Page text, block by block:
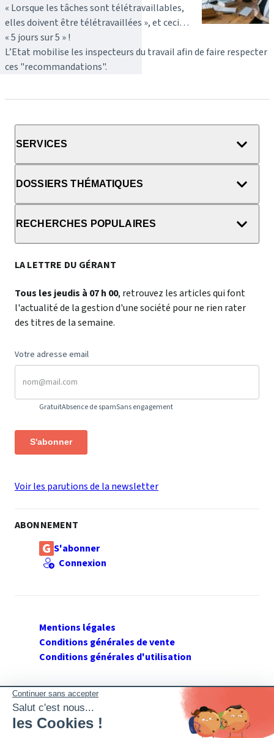
« Lorsque les tâches sont télétravaillables,
elles doivent être télétravaillées », et ceci…
« 5 jours sur 5 » !
L’Etat mobilise les inspecteurs du travail afin de faire respecter
ces "recommandations".
SERVICES
DOSSIERS THÉMATIQUES
RECHERCHES POPULAIRES
LA LETTRE DU GÉRANT
Tous les jeudis à 07 h 00, retrouvez les articles qui font
l'actualité de la gestion d'une société pour ne rien rater
des titres de la semaine.
Votre adresse email
GratuitAbsence de spamSans engagement
S'abonner
Voir les parutions de la newsletter
ABONNEMENT
S'abonner
Connexion
Mentions légales
Conditions générales de vente
Conditions générales d'utilisation
SUIVEZ GERANT DE SARL